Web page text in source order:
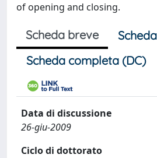
of opening and closing.
Scheda breve
Scheda completa (DC)
Data di discussione
26-giu-2009
Ciclo di dottorato